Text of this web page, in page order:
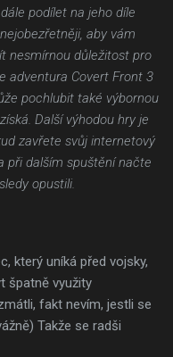
podílet na jeho díle
aby vám
nesmírnou důležitost pro
adventura Covert Front 3
pochlubit také výbornou
Další výhodou hry je
zavřete svůj internetový
při dalším spuštění načte
opustili.
který uníká před vojsky,
špatně využity
fakt nevím, jestli se
Takže se radši